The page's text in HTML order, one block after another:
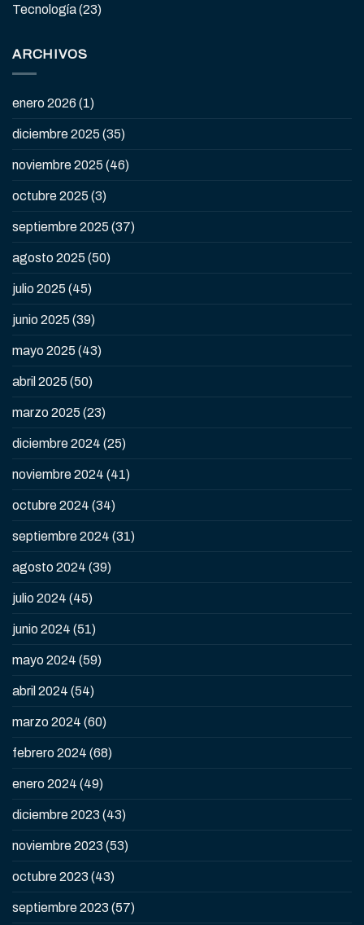
Tecnología(23)
ARCHIVOS
enero 2026 (1)
diciembre 2025 (35)
noviembre 2025 (46)
octubre 2025 (3)
septiembre 2025 (37)
agosto 2025 (50)
julio 2025 (45)
junio 2025 (39)
mayo 2025 (43)
abril 2025 (50)
marzo 2025 (23)
diciembre 2024 (25)
noviembre 2024 (41)
octubre 2024 (34)
septiembre 2024 (31)
agosto 2024 (39)
julio 2024 (45)
junio 2024 (51)
mayo 2024 (59)
abril 2024 (54)
marzo 2024 (60)
febrero 2024 (68)
enero 2024 (49)
diciembre 2023 (43)
noviembre 2023 (53)
octubre 2023 (43)
septiembre 2023 (57)